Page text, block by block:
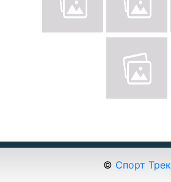
© Спорт Трек